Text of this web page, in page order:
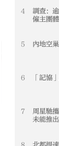
4
調查：
僱主團
5 內地空
6 「記協
7
周星馳
未能推